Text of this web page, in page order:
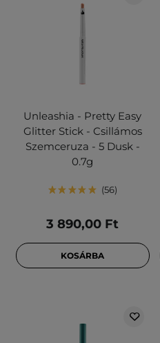
Unleashia - Pretty Easy
Glitter Stick - Csillámos
Szemceruza - 5 Dusk -
0.7g
56
3 890,00 Ft
KOSÁRBA